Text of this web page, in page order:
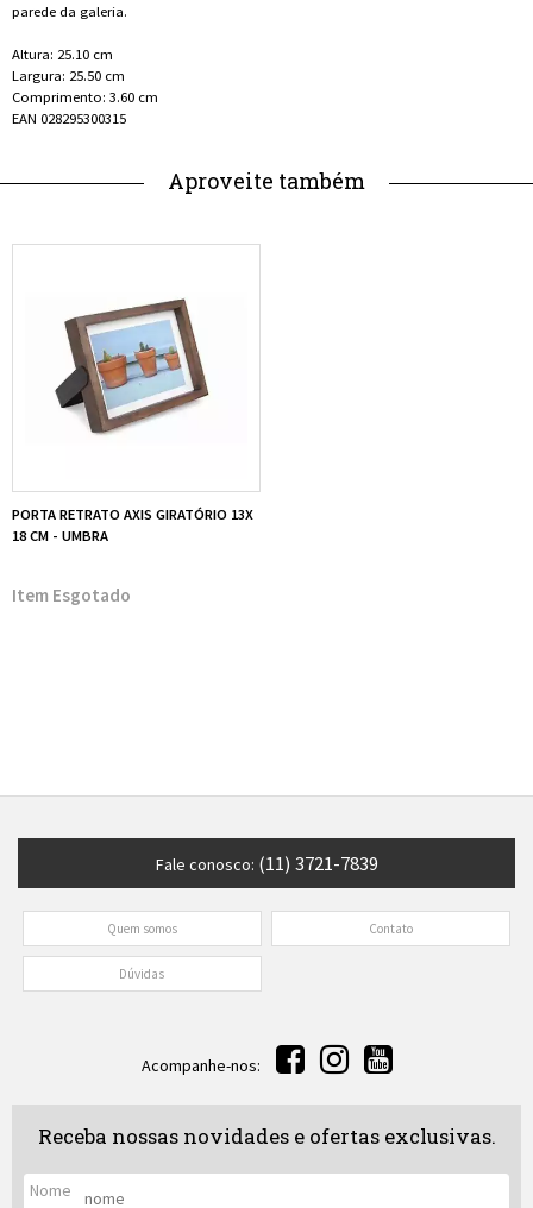
parede da galeria.
Altura: 25.10 cm
Largura: 25.50 cm
Comprimento: 3.60 cm
EAN 028295300315
Aproveite também
PORTA RETRATO AXIS GIRATÓRIO 13X
18 CM - UMBRA
Esgotado
Fale conosco: (11) 3721-7839
Quem somos Contato
Dúvidas
Acompanhe-nos:
Receba nossas novidades e ofertas exclusivas.
Nome